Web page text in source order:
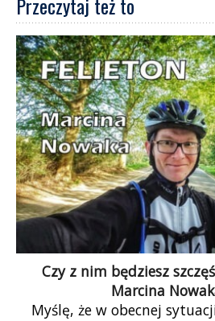
Czy z nim będziesz
Marcina
Myślę, że w obecnej